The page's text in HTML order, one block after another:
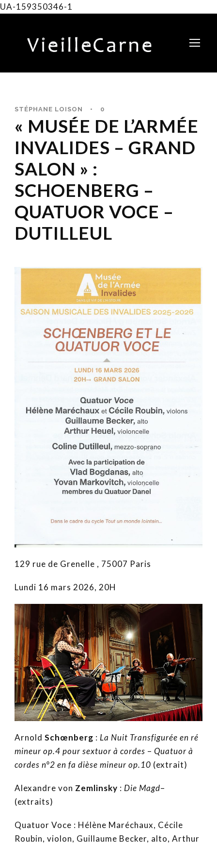
UA-159350346-1
STÉPHANE LOISON • 0
« MUSÉE DE L’ARMÉE
INVALIDES – GRAND
SALON » :
SCHOENBERG –
QUATUOR VOCE –
DUTILLEUL
129 rue de Grenelle , 75007 Paris
Lundi 16 mars 2026, 20H
Arnold Schœnberg : La Nuit Transfigurée en ré
mineur op.4 pour sextuor à cordes – Quatuor à
cordes n°2 en fa dièse mineur op.10 (extrait)
Alexandre von Zemlinsky : Die Magd–
(extraits)
Quatuor Voce : Hélène Maréchaux, Cécile
Roubin, violon, Guillaume Becker, alto, Arthur